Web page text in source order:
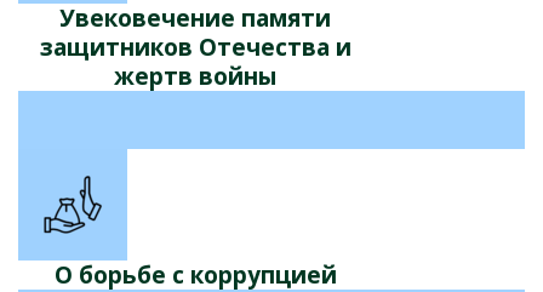
Увековечение памяти
защитников Отечества и
жертв войны
О борьбе с коррупцией